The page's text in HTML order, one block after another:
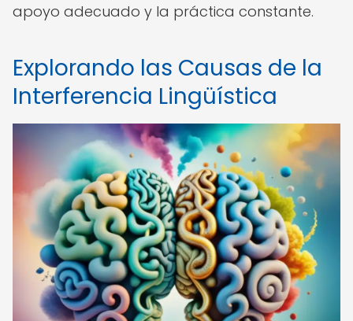
apoyo adecuado y la práctica constante.
Explorando las Causas de la
Interferencia Lingüística